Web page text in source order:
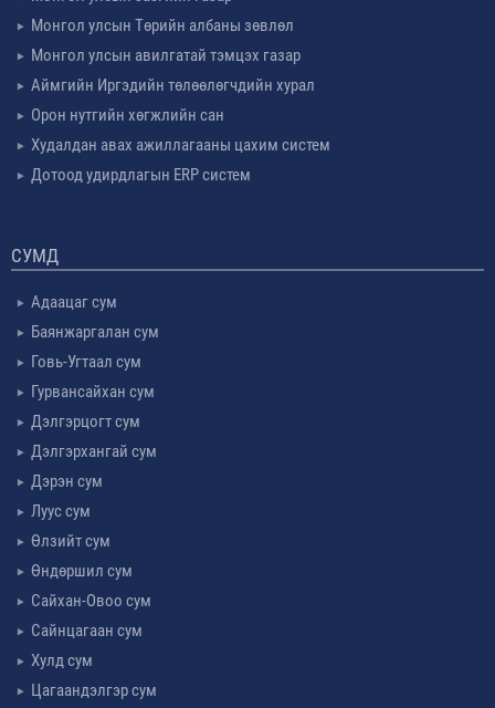
Монгол улсын Төрийн албаны зөвлөл
Монгол улсын авилгатай тэмцэх газар
Аймгийн Иргэдийн төлөөлөгчдийн хурал
Орон нутгийн хөгжлийн сан
Худалдан авах ажиллагааны цахим систем
Дотоод удирдлагын ERP систем
СУМД
Адаацаг сум
Баянжаргалан сум
Говь-Угтаал сум
Гурвансайхан сум
Дэлгэрцогт сум
Дэлгэрхангай сум
Дэрэн сум
Луус сум
Өлзийт сум
Өндөршил сум
Сайхан-Овоо сум
Сайнцагаан сум
Хулд сум
Цагаандэлгэр сум